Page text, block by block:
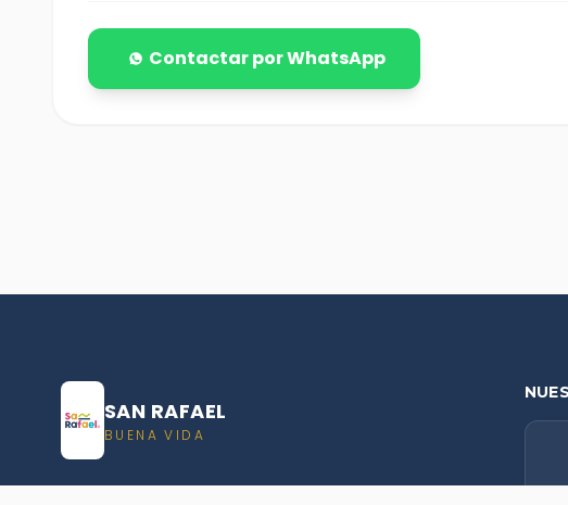
Contactar por WhatsApp
SAN RAFAEL
BUENA VIDA